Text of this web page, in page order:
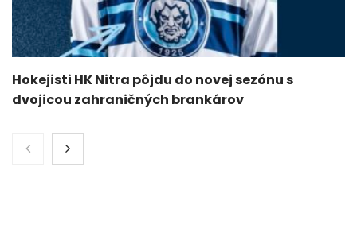
Hokejisti HK Nitra pôjdu do novej sezónu s
dvojicou zahraničných brankárov